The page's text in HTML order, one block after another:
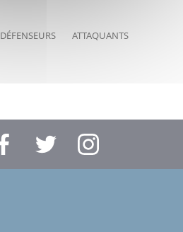
DÉFENSEURS ATTAQUANTS